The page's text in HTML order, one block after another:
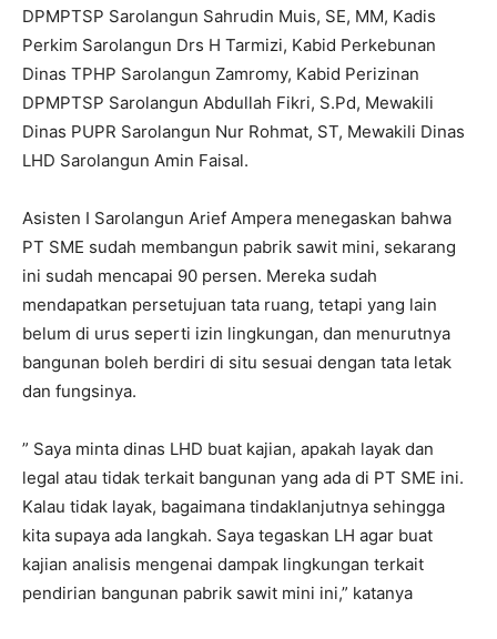
DPMPTSP Sarolangun Sahrudin Muis, SE, MM, Kadis
Perkim Sarolangun Drs H Tarmizi, Kabid Perkebunan
Dinas TPHP Sarolangun Zamromy, Kabid Perizinan
DPMPTSP Sarolangun Abdullah Fikri, S.Pd, Mewakili
Dinas PUPR Sarolangun Nur Rohmat, ST, Mewakili Dinas
LHD Sarolangun Amin Faisal.
Asisten I Sarolangun Arief Ampera menegaskan bahwa
PT SME sudah membangun pabrik sawit mini, sekarang
ini sudah mencapai 90 persen. Mereka sudah
mendapatkan persetujuan tata ruang, tetapi yang lain
belum di urus seperti izin lingkungan, dan menurutnya
bangunan boleh berdiri di situ sesuai dengan tata letak
dan fungsinya.
” Saya minta dinas LHD buat kajian, apakah layak dan
legal atau tidak terkait bangunan yang ada di PT SME ini.
Kalau tidak layak, bagaimana tindaklanjutnya sehingga
kita supaya ada langkah. Saya tegaskan LH agar buat
kajian analisis mengenai dampak lingkungan terkait
pendirian bangunan pabrik sawit mini ini,” katanya